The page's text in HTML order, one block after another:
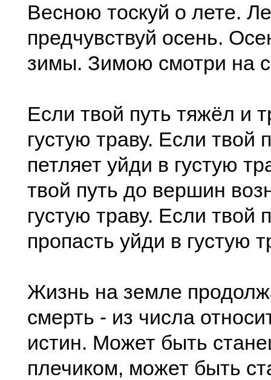
Весною тоскуй о лете.
предчувствуй осень.
зимы. Зимою смотри на
Если твой путь тяжёл и
густую траву. Если твой
петляет уйди в густую
твой путь до вершин
густую траву. Если твой
пропасть уйди в густую
Жизнь на земле
смерть - из числа
истин. Может быть
плечиком, может быть